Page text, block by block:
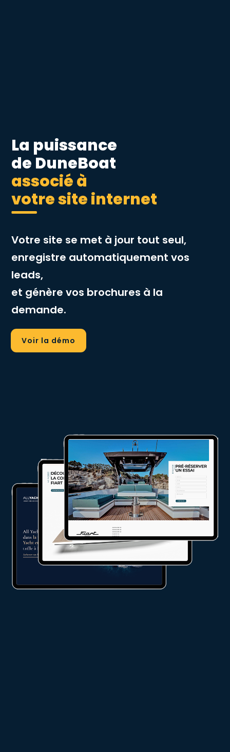
La puissance
de DuneBoat
associé à
votre site internet
Votre site se met à jour tout seul,
enregistre automatiquement vos
leads,
et génère vos brochures à la
demande.
Voir la démo